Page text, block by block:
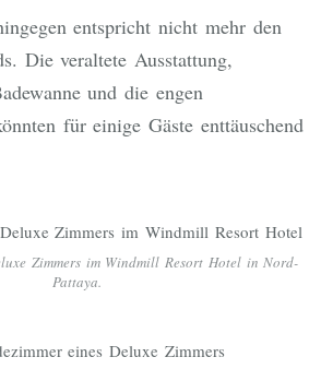
entspricht nicht mehr den
Die veraltete Ausstattung,
und die engen
für einige Gäste enttäuschend
Zimmers im Windmill Resort Hotel in Nord-
Pattaya.